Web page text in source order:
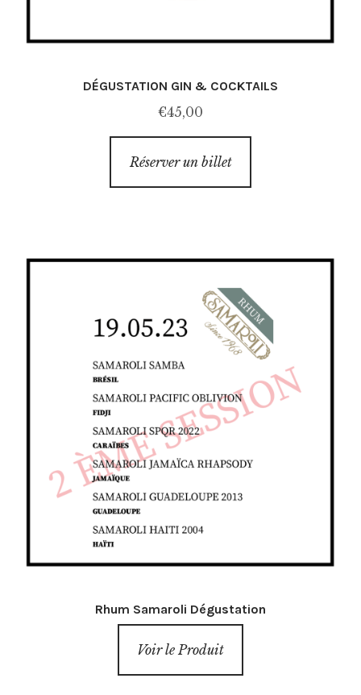
DÉGUSTATION GIN & COCKTAILS
€45,00
Réserver un billet
Rhum Samaroli Dégustation
Voir le Produit